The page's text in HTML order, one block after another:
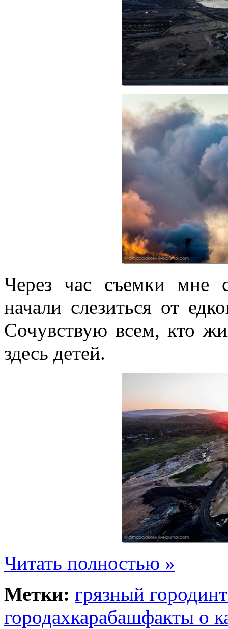
Через час съемки мне
начали слезиться от
Сочувствую всем, кто
здесь детей.
Читать полностью »
Метки: грязный
городахкарабашфакты о